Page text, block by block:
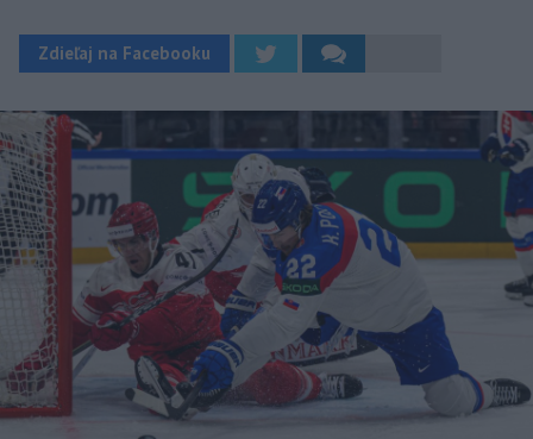
Zdieľaj na Facebooku